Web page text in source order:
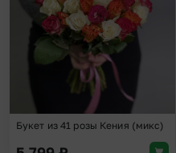
Букет из 41 розы Кения (микс)